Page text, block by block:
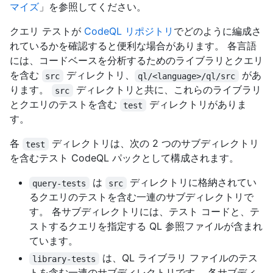
マイズ 」を参照してください。
クエリ テストが CodeQL リポジトリ でどのように編成さ
れているかを確認すると便利な場合があります。 各言語
には、コードベースを分析するためのライブラリとクエリ
を含む
src ディレクトリ、 ql/<language>/ql/src
があ
ります。
src
ディレクトリと共に、これらのライブラリ
とクエリのテストを含む
test
ディレクトリがありま
す。
各
test
ディレクトリは、次の 2 つのサブディレクトリ
を含むテスト CodeQL パックとして構成されます。
query-tests は src
ディレクトリに格納されてい
るクエリのテストを含む一連のサブディレクトリで
す。 各サブディレクトリには、テスト コードと、テ
ストするクエリを指定する QL 参照ファイルが含まれ
ています。
library-tests
は、QL ライブラリ ファイルのテス